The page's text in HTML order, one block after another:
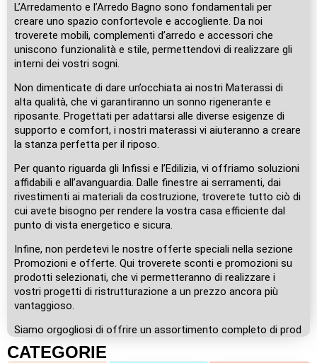
L’Arredamento e l’Arredo Bagno sono fondamentali per
creare uno spazio confortevole e accogliente. Da noi
troverete mobili, complementi d’arredo e accessori che
uniscono funzionalità e stile, permettendovi di realizzare gli
interni dei vostri sogni.
Non dimenticate di dare un’occhiata ai nostri Materassi di
alta qualità, che vi garantiranno un sonno rigenerante e
riposante. Progettati per adattarsi alle diverse esigenze di
supporto e comfort, i nostri materassi vi aiuteranno a creare
la stanza perfetta per il riposo.
Per quanto riguarda gli Infissi e l’Edilizia, vi offriamo soluzioni
affidabili e all’avanguardia. Dalle finestre ai serramenti, dai
rivestimenti ai materiali da costruzione, troverete tutto ciò di
cui avete bisogno per rendere la vostra casa efficiente dal
punto di vista energetico e sicura.
Infine, non perdetevi le nostre offerte speciali nella sezione
Promozioni e offerte. Qui troverete sconti e promozioni su
prodotti selezionati, che vi permetteranno di realizzare i
vostri progetti di ristrutturazione a un prezzo ancora più
vantaggioso.
Siamo orgogliosi di offrire un assortimento completo di prod
CATEGORIE